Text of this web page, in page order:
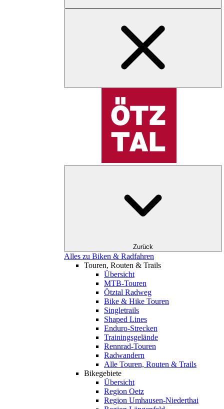
Zurück
Alles zu Biken & Radfahren
Touren, Routen & Trails
Übersicht
MTB-Touren
Ötztal Radweg
Bike & Hike Touren
Singletrails
Shaped Lines
Enduro-Strecken
Trainingsgelände
Rennrad-Touren
Radwandern
Alle Touren, Routen & Trails
Bikegebiete
Übersicht
Region Oetz
Region Umhausen-Niederthai